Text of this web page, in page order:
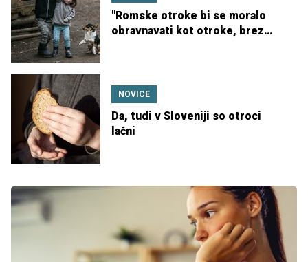
"Romske otroke bi se moralo
obravnavati kot otroke, brez
NOVICE
Da, tudi v Sloveniji so otroci
lačni